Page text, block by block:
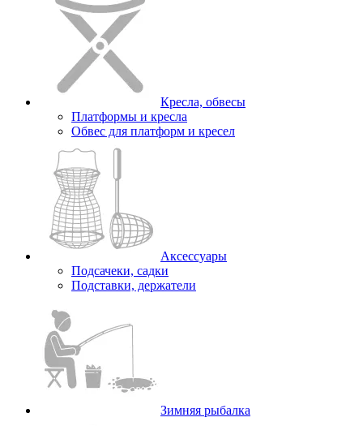
Кресла, обвесы
Платформы и кресла
Обвес для платформ и кресел
Аксессуары
Подсачеки, садки
Подставки, держатели
Зимняя рыбалка